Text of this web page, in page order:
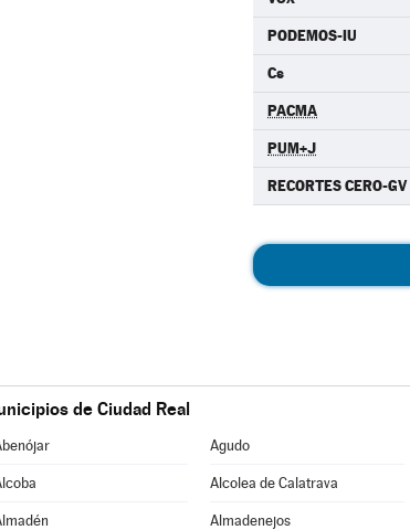
PODEMOS-IU
Cs
PACMA
PUM+J
RECORTES CERO-GV
de Ciudad Real
Agudo
Alcolea de Calatrava
Almadenejos